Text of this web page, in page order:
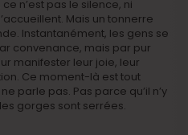
n’est pas le silence, ni
Mais un tonnerre
Instantanément, les gens se
convenance, mais par pur
manifester leur joie, leur
Ce moment-là est tout
parle pas. Pas parce qu’il n’y
gorges sont serrées.